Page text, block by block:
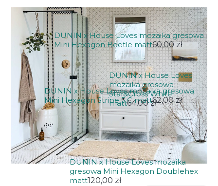
DUNIN x House Loves mozaika gresowa
Mini Hexagon Beetle matt60,00 zł
DUNIN x House Loves mozaika
gresowa Mini Hexagon Doublehex
matt120,00 zł
DUNIN x House Loves mozaika gresowa
Mini Hexagon Stripe 5.C matt62,00 zł
DUNIN x House Loves
mozaika gresowa
Star&Cross White
matt64,00 zł